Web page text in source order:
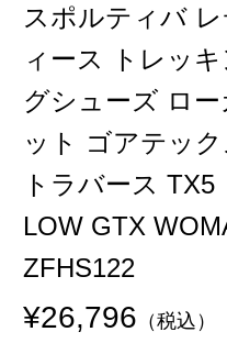
スポルティバ
ィース トレッ
グシューズ ロー
ット ゴアテッ
トラバース TX5
LOW GTX
ZFHS122
¥26,796 （税込）